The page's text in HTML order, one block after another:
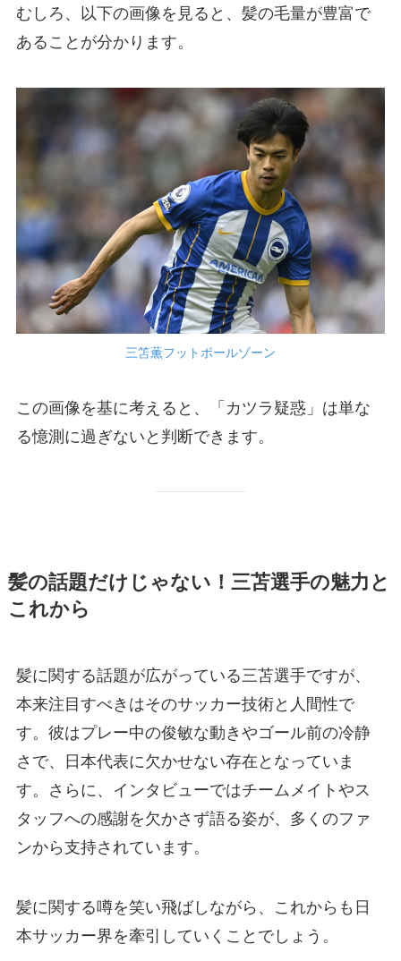
むしろ、以下の画像を見ると、髪の毛量が豊富で
あることが分かります。
三笘薫フットボールゾーン
この画像を基に考えると、「カツラ疑惑」は単な
る憶測に過ぎないと判断できます。
髪の話題だけじゃない！三苫選手の魅力と
これから
髪に関する話題が広がっている三苫選手ですが、
本来注目すべきはそのサッカー技術と人間性で
す。彼はプレー中の俊敏な動きやゴール前の冷静
さで、日本代表に欠かせない存在となっていま
す。さらに、インタビューではチームメイトやス
タッフへの感謝を欠かさず語る姿が、多くのファ
ンから支持されています。
髪に関する噂を笑い飛ばしながら、これからも日
本サッカー界を牽引していくことでしょう。